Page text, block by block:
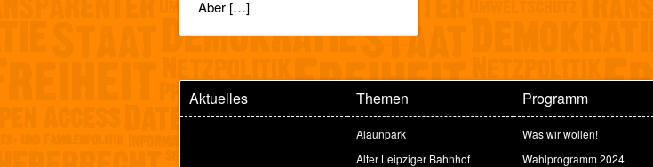
Aber […]
Aktuelles Themen
Alaunpark
Alter Leipziger Bahnhof
Programm
Was wir wollen!
Wahlprogramm 2024